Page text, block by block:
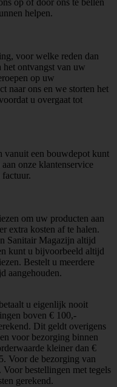
op of door ons te bellen
helpen.
voor welke reden dan
het ontvangst van uw
op uw
naar ons en we storten het
u overgaat tot
vanuit een bouwdepot kunt
onze klantenservice
om uw producten aan
extra kosten af te halen.
Sanitair Magazijn altijd
kunt u bijvoorbeeld altijd
Bestelt u meerdere
aangehouden.
u eigenlijk nooit
boven € 100,-
Dit geldt overigens
voor bezorging binnen
kleiner dan €
Voor de bezorging van
bestellingen met tegels
gerekend.